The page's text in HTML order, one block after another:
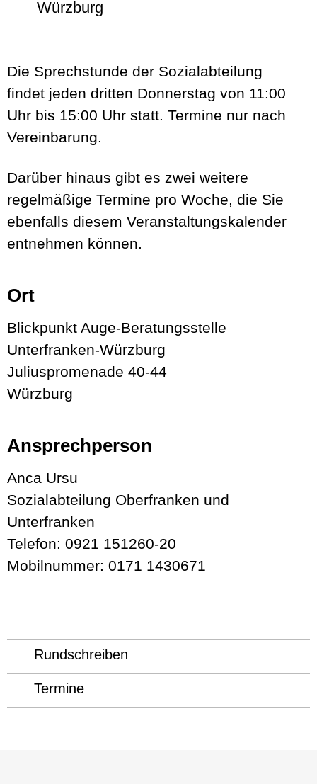
Würzburg
Die Sprechstunde der Sozialabteilung
findet jeden dritten Donnerstag von 11:00
Uhr bis 15:00 Uhr statt. Termine nur nach
Vereinbarung.
Darüber hinaus gibt es zwei weitere
regelmäßige Termine pro Woche, die Sie
ebenfalls diesem Veranstaltungskalender
entnehmen können.
Ort
Blickpunkt Auge-Beratungsstelle
Unterfranken-Würzburg
Juliuspromenade 40-44
Würzburg
Ansprechperson
Anca Ursu
Sozialabteilung Oberfranken und
Unterfranken
Telefon: 0921 151260-20
Mobilnummer: 0171 1430671
Rundschreiben
Termine